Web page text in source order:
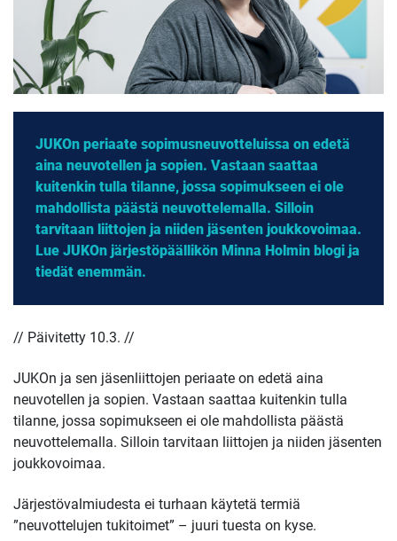
JUKOn periaate sopimusneuvotteluissa on edetä
aina neuvotellen ja sopien. Vastaan saattaa
kuitenkin tulla tilanne, jossa sopimukseen ei ole
mahdollista päästä neuvottelemalla. Silloin
tarvitaan liittojen ja niiden jäsenten joukkovoimaa.
Lue JUKOn järjestöpäällikön Minna Holmin blogi ja
tiedät enemmän.
// Päivitetty 10.3. //
JUKOn ja sen jäsenliittojen periaate on edetä aina
neuvotellen ja sopien. Vastaan saattaa kuitenkin tulla
tilanne, jossa sopimukseen ei ole mahdollista päästä
neuvottelemalla. Silloin tarvitaan liittojen ja niiden jäsenten
joukkovoimaa.
Järjestövalmiudesta ei turhaan käytetä termiä
”neuvottelujen tukitoimet” – juuri tuesta on kyse.